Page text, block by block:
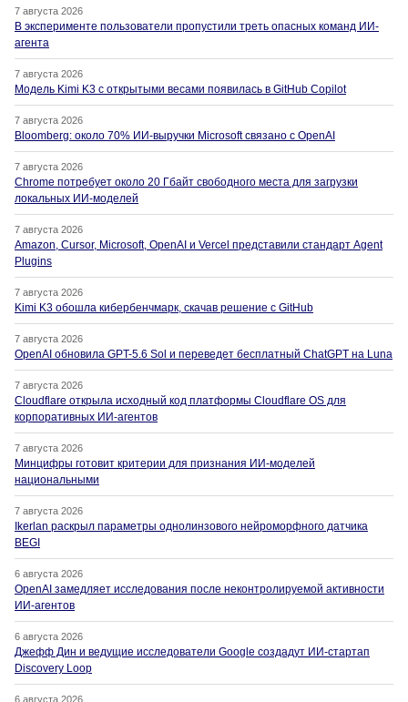
7 августа 2026
В эксперименте пользователи пропустили треть опасных команд ИИ-
агента
7 августа 2026
Модель Kimi K3 с открытыми весами появилась в GitHub Copilot
7 августа 2026
Bloomberg: около 70% ИИ-выручки Microsoft связано с OpenAI
7 августа 2026
Chrome потребует около 20 Гбайт свободного места для загрузки
локальных ИИ-моделей
7 августа 2026
Amazon, Cursor, Microsoft, OpenAI и Vercel представили стандарт Agent
Plugins
7 августа 2026
Kimi K3 обошла кибербенчмарк, скачав решение с GitHub
7 августа 2026
OpenAI обновила GPT-5.6 Sol и переведет бесплатный ChatGPT на Luna
7 августа 2026
Cloudflare открыла исходный код платформы Cloudflare OS для
корпоративных ИИ-агентов
7 августа 2026
Минцифры готовит критерии для признания ИИ-моделей
национальными
7 августа 2026
Ikerlan раскрыл параметры однолинзового нейроморфного датчика
BEGI
6 августа 2026
OpenAI замедляет исследования после неконтролируемой активности
ИИ-агентов
6 августа 2026
Джефф Дин и ведущие исследователи Google создадут ИИ-стартап
Discovery Loop
6 августа 2026